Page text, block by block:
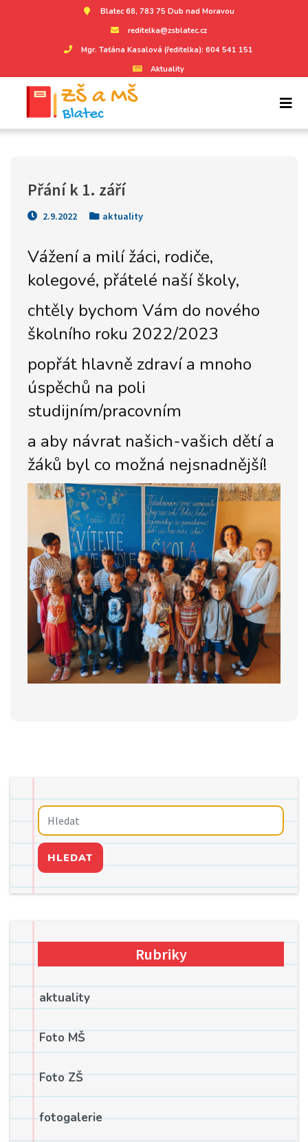
Blatec 68, 783 75 Dub nad Moravou
reditelka@zsblatec.cz
Mgr. Taťána Kasalová (ředitelka): 604 541 151
Aktuality
Přání k 1. září
2.9.2022 aktuality
Vážení a milí žáci, rodiče,
kolegové, přátelé naší školy,
chtěly bychom Vám do nového
školního roku 2022/2023
popřát hlavně zdraví a mnoho
úspěchů na poli
studijním/pracovním
a aby návrat našich-vašich dětí a
žáků byl co možná nejsnadnější!
HLEDAT
Rubriky
aktuality
Foto MŠ
Foto ZŠ
fotogalerie